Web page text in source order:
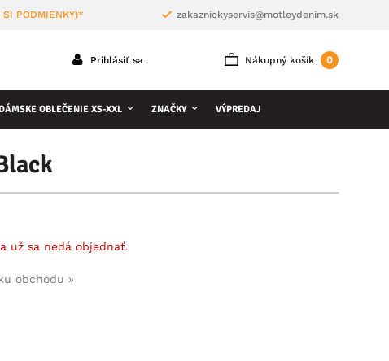
SI PODMIENKY)* zakaznickyservis@motleydenim.sk
Nákupný košík 0
Prihlásiť sa
DÁMSKE OBLEČENIE XS-XXL ZNAČKY VÝPREDAJ
už sa nedá objednať.
obchodu »